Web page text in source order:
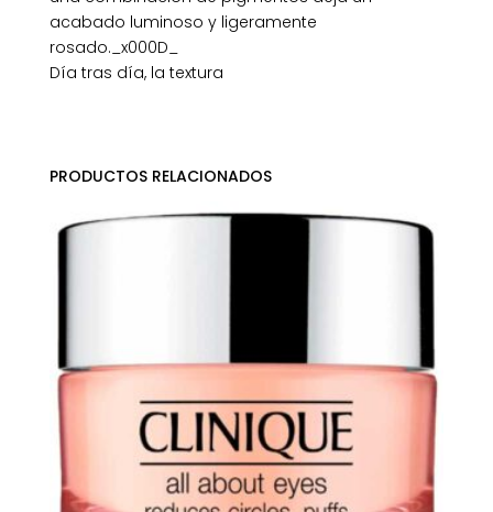
acabado luminoso y ligeramente
rosado._x000D_
Día tras día, la textura
PRODUCTOS RELACIONADOS